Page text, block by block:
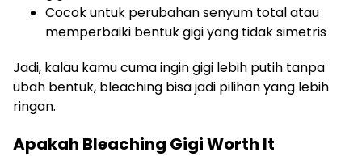
Cocok untuk perubahan senyum total atau
memperbaiki bentuk gigi yang tidak simetris
Jadi, kalau kamu cuma ingin gigi lebih putih tanpa
ubah bentuk, bleaching bisa jadi pilihan yang lebih
ringan.
Apakah Bleaching Gigi Worth It